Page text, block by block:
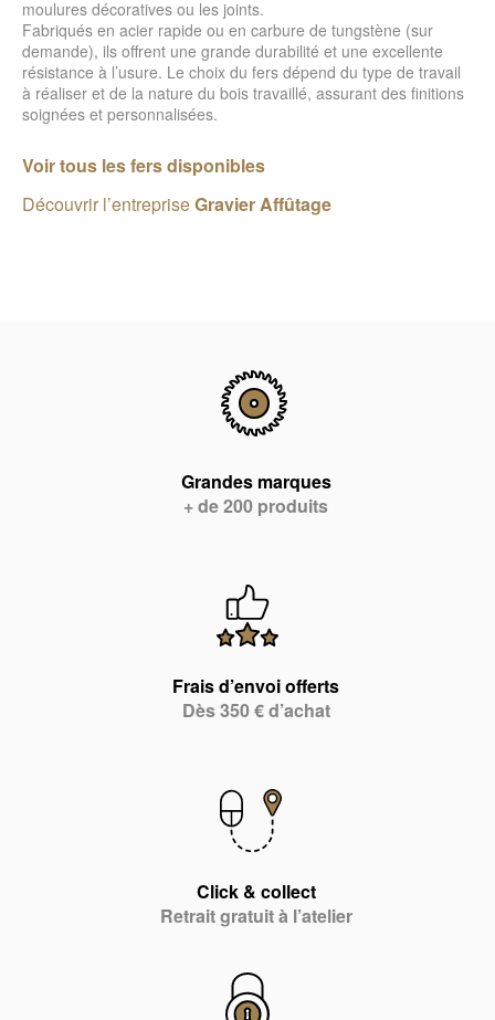
moulures décoratives ou les joints.
Fabriqués en acier rapide ou en carbure de tungstène (sur
demande), ils offrent une grande durabilité et une excellente
résistance à l’usure. Le choix du fers dépend du type de travail
à réaliser et de la nature du bois travaillé, assurant des finitions
soignées et personnalisées.
Voir tous les fers disponibles
Découvrir l’entrepriseGravier Affûtage
Grandes marques
+ de 200 produits
Frais d’envoi offerts
Dès 350 € d’achat
Click & collect
Retrait gratuit à l’atelier